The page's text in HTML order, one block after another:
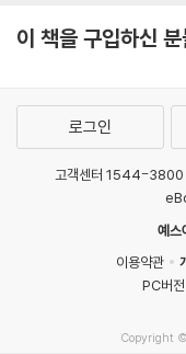
이 책을 구입하신
로그인
고객센터 1544-3800
예스
이용약관
PC버전
Copyright ©